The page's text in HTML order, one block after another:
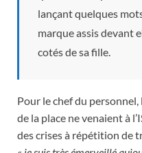
lançant quelques
marque assis devant
cotés de sa fille.
Pour le chef du
de la place ne venaient à
des crises à répétition de